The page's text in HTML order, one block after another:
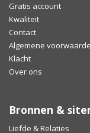
Gratis account
Kwaliteit
Contact
Algemene
Klacht
Over ons
Bronnen &
Liefde & Relaties